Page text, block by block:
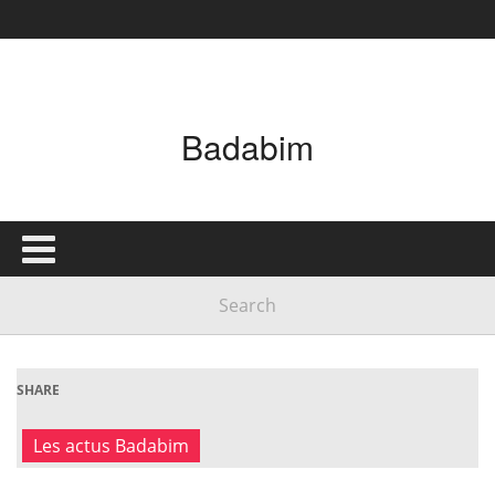
Badabim
SHARE
Les actus Badabim